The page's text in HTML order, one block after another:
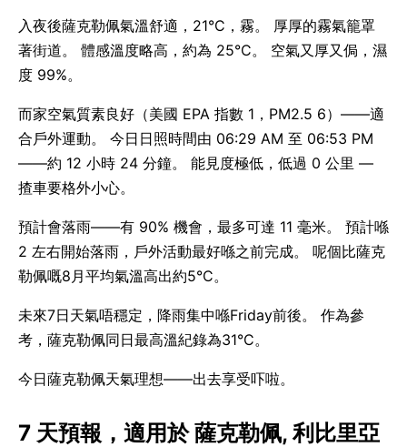
入夜後薩克勒佩氣溫舒適，21°C，霧。 厚厚的霧氣籠罩
著街道。 體感溫度略高，約為 25°C。 空氣又厚又侷，濕
度 99%。
而家空氣質素良好（美國 EPA 指數 1，PM2.5 6）——適
合戶外運動。 今日日照時間由 06:29 AM 至 06:53 PM
——約 12 小時 24 分鐘。 能見度極低，低過 0 公里 —
揸車要格外小心。
預計會落雨——有 90% 機會，最多可達 11 毫米。 預計喺
2 左右開始落雨，戶外活動最好喺之前完成。 呢個比薩克
勒佩嘅8月平均氣溫高出約5°C。
未來7日天氣唔穩定，降雨集中喺Friday前後。 作為參
考，薩克勒佩同日最高溫紀錄為31°C。
今日薩克勒佩天氣理想——出去享受吓啦。
7 天預報，適用於 薩克勒佩, 利比里亞